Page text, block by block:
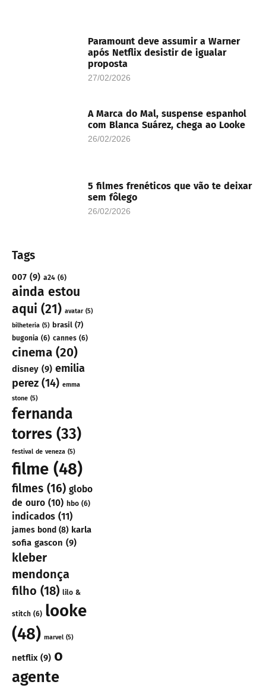
Paramount deve assumir a Warner
após Netflix desistir de igualar
proposta
27/02/2026
A Marca do Mal, suspense espanhol
com Blanca Suárez, chega ao Looke
26/02/2026
5 filmes frenéticos que vão te deixar
sem fôlego
26/02/2026
Tags
007 (9) a24 (6)
ainda estou
aqui (21) avatar(5)
bilheteria (5) brasil (7)
bugonia (6) cannes (6)
cinema (20)
disney (9) emilia
perez (14) emma
stone (5)
fernanda
torres (33)
festival de veneza (5)
filme (48)
filmes (16) globo
de ouro (10) hbo (6)
indicados (11)
james bond (8) karla
sofia gascon (9)
kleber
mendonça
filho (18) lilo &
stitch (6) looke
(48) marvel (5)
netflix(9) o
agente